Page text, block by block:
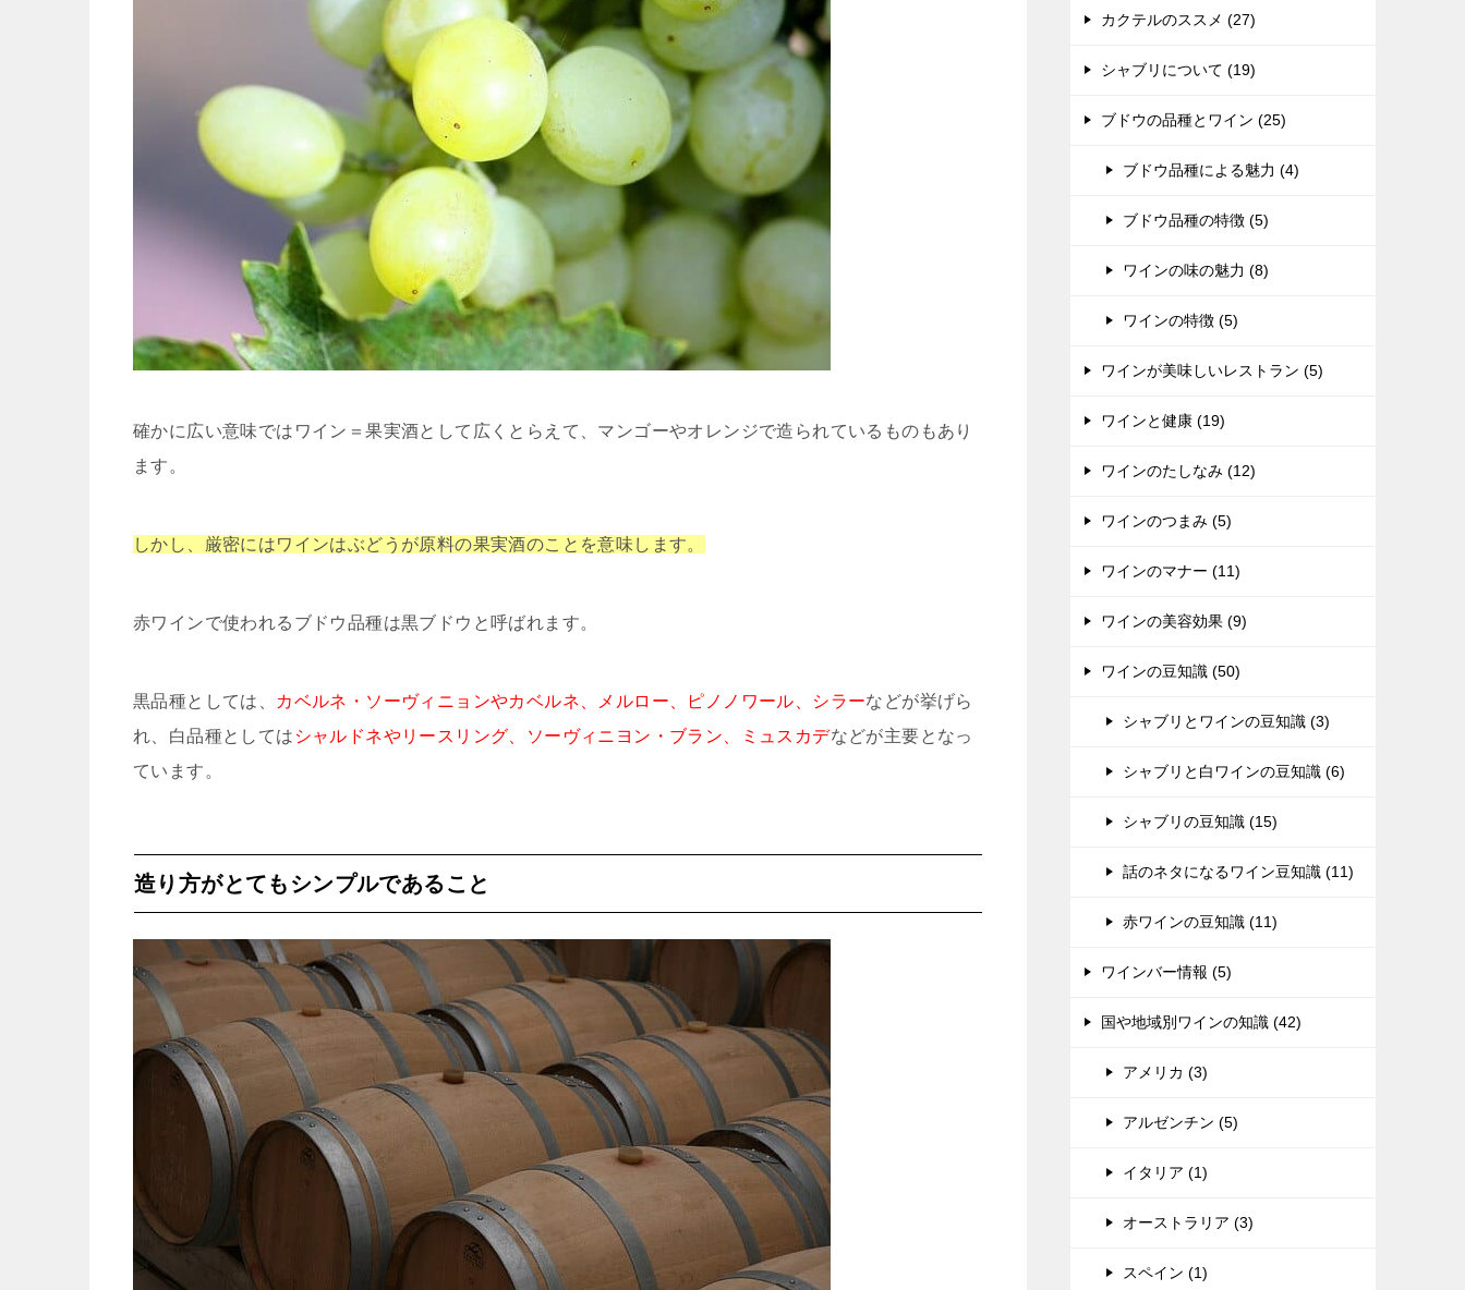
確かに広い意味ではワイン＝果実酒として広くとらえて、マンゴーやオレンジで造られているものもあり
ます。
しかし、厳密にはワインはぶどうが原料の果実酒のことを意味します。
赤ワインで使われるブドウ品種は黒ブドウと呼ばれます。
黒品種としては、 カベルネ・ソーヴィニョンやカベルネ、メルロー、ピノノワール、シラーなどが挙げら
れ、白品種としては シャルドネやリースリング、ソーヴィニヨン・ブラン、ミュスカデなどが主要となっ
ています。
造り方がとてもシンプルであること
カクテルのススメ (27)
シャブリについて (19)
ブドウの品種とワイン (25)
ブドウ品種による魅力 (4)
ブドウ品種の特徴 (5)
ワインの味の魅力 (8)
ワインの特徴 (5)
ワインが美味しいレストラン (5)
ワインと健康 (19)
ワインのたしなみ (12)
ワインのつまみ (5)
ワインのマナー (11)
ワインの美容効果 (9)
ワインの豆知識 (50)
シャブリとワインの豆知識 (3)
シャブリと白ワインの豆知識 (6)
シャブリの豆知識 (15)
話のネタになるワイン豆知識 (11)
赤ワインの豆知識 (11)
ワインバー情報 (5)
国や地域別ワインの知識 (42)
アメリカ (3)
アルゼンチン (5)
イタリア (1)
オーストラリア (3)
スペイン (1)